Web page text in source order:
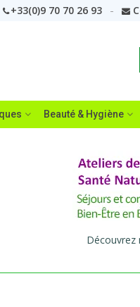
+33(0)9 70 70 26 93
Beauté & Hygiène
Découvrez